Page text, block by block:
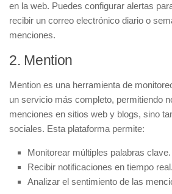
en la web. Puedes configurar alertas
recibir un correo electrónico diario o
menciones.
2. Mention
Mention es una herramienta de
un servicio más completo, permitiendo
menciones en sitios web y blogs, sino
sociales. Esta plataforma permite:
Monitorear múltiples palabras clave.
Recibir notificaciones en tiempo real.
Analizar el sentimiento de las